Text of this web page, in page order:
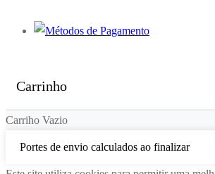
Carrinho
Carriho Vazio
Portes de envio calculados ao finalizar